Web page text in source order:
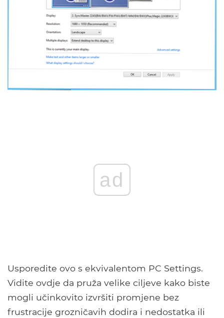
ad
Usporedite ovo s ekvivalentom PC Settings.
Vidite ovdje da pruža velike ciljeve kako biste
mogli učinkovito izvršiti promjene bez
frustracije grozničavih dodira i nedostatka ili